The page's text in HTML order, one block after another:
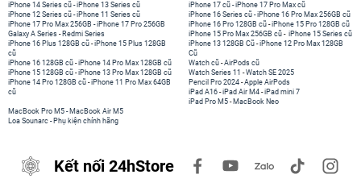
iPhone 14 Series cũ -iPhone 13 Series cũ
iPhone 12 Series cũ -iPhone 11 Series cũ
iPhone 17 Pro Max 256GB -iPhone 17 Pro 256GB
Galaxy A Series - Redmi Series
iPhone 17 cũ -iPhone 17 Pro Max cũ
iPhone 16 Series cũ - iPhone 16 Pro Max 256GB cũ
iPhone 16 Pro 128GB cũ -iPhone 15 Pro 128GB cũ
iPhone 15 Pro Max 256GB cũ - iPhone 15 Series cũ
iPhone 16 Plus 128GB cũ -iPhone 15 Plus 128GB
cũ
iPhone 16 128GB cũ -iPhone 14 Pro Max 128GB cũ
iPhone 15 128GB cũ -iPhone 13 Pro Max 128GB cũ
iPhone 14 Pro 128GB cũ -iPhone 11 Pro Max 64GB
cũ
iPhone 13 128GB Cũ -iPhone 12 Pro Max 128GB
Cũ
Watch cũ -AirPods cũ
Watch Series 11 -Watch SE 2025
Pencil Pro 2024 -Apple AirPods
iPad A16 -iPad Air M4 -iPad mini 7
iPad Pro M5 - MacBook Neo
MacBook Pro M5 - MacBook Air M5
Loa Sounarc - Phụ kiện chính hãng
Kết nối 24hStore